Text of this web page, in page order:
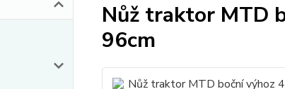
Nůž traktor MTD
96cm